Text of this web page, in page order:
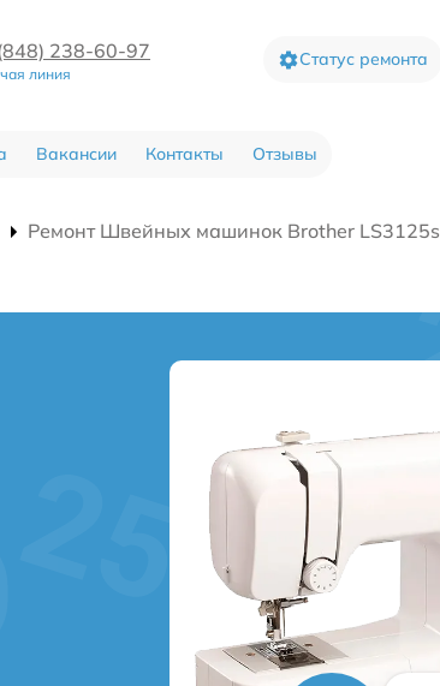
238-60-97
линия
Статус ремонта
Вакансии Контакты Отзывы
Ремонт Швейных машинок Brother LS3125s